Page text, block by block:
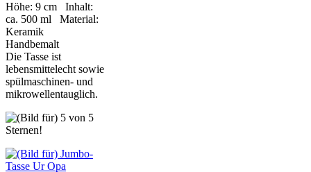
Höhe: 9 cm Inhalt:
ca. 500 ml Material:
Keramik
Handbemalt
Die Tasse ist
lebensmittelecht sowie
spülmaschinen- und
mikrowellentauglich.